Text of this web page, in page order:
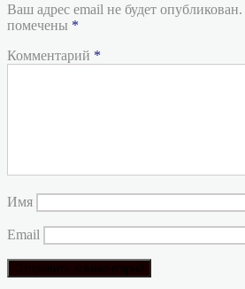
Ваш адрес email не будет опубликован.
помечены *
Комментарий *
Имя
Email